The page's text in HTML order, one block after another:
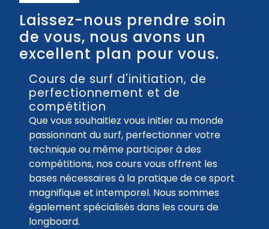
Laissez-nous prendre soin
de vous, nous avons un
excellent plan pour vous.
Cours de surf d'initiation, de
perfectionnement et de
compétition
Que vous souhaitiez vous initier au monde
passionnant du surf, perfectionner votre
technique ou même participer à des
compétitions, nos cours vous offrent les
bases nécessaires à la pratique de ce sport
magnifique et intemporel. Nous sommes
également spécialisés dans les cours de
longboard.